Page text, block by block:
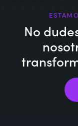
No